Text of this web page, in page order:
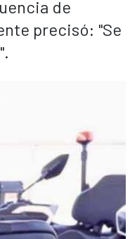
de
precisó: "Se